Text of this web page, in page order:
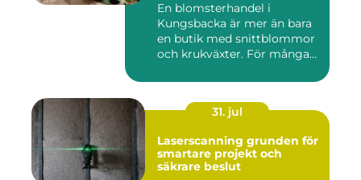
En blomsterhandel i
Kungsbacka är mer än bara
en butik med snittblommor
och krukväxter. För många
31. jul
Laserscanning grunden för
smartare projekt och
säkrare beslut